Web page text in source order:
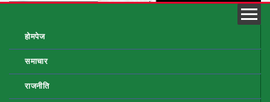
होमपेज
समाचार
राजनीति